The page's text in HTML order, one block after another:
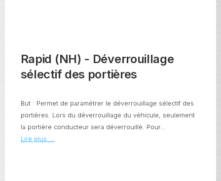
Rapid (NH) - Déverrouillage
sélectif des portières
But : Permet de paramétrer le déverrouillage sélectif des
portières. Lors du déverrouillage du véhicule, seulement
la portière conducteur sera déverrouillé. Pour...
Lire plus ...